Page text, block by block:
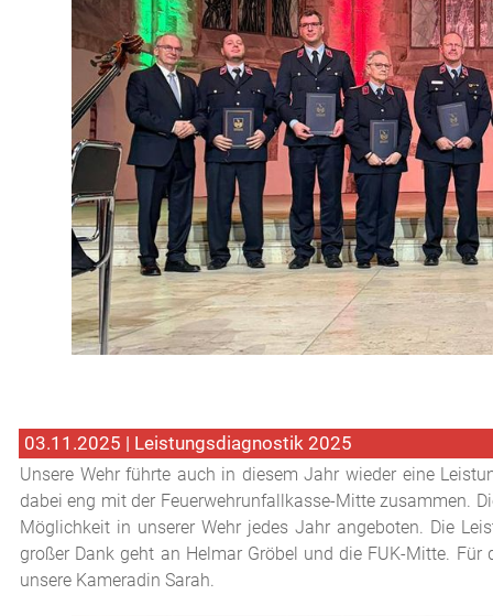
03.11.2025 | Leistungsdiagnostik 2025
Unsere Wehr führte auch in diesem Jahr wieder eine
dabei eng mit der Feuerwehrunfallkasse-Mitte zusammen.
Möglichkeit in unserer Wehr jedes Jahr angeboten. Die
großer Dank geht an Helmar Gröbel und die FUK-Mitte.
unsere Kameradin Sarah.